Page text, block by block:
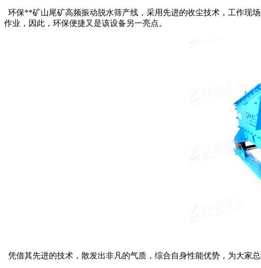
环保**矿山尾矿高频振动脱水筛产线，采用先进的收尘技术，工作现
作业，因此，环保便捷又是该设备另一亮点。
凭借其先进的技术，散发出非凡的气质，综合自身性能优势，为大家总